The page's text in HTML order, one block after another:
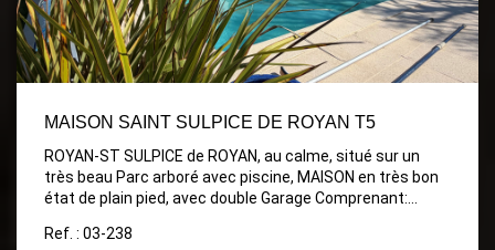
MAISON SAINT SULPICE DE ROYAN T5
ROYAN-ST SULPICE de ROYAN, au calme, situé sur un
très beau Parc arboré avec piscine, MAISON en très bon
état de plain pied, avec double Garage Comprenant:
Grande Mezzanine avec fenêtre, Cuisine aménagée
Ref. : 03-238